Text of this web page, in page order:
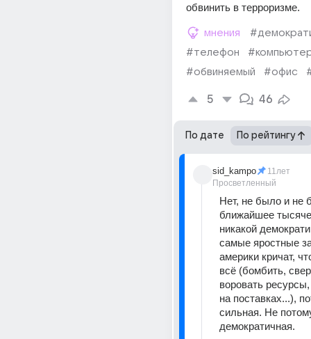
обвинить в терроризме.
мнения
#телефон
#обвиняемый
#офис
5 46
По дате По рейтингу
sid_kampo
Просветленный
11лет
Нет, не было и не
ближайшее
никакой
самые яростные
америки кричат,
всё (бомбить,
воровать
на поставках...),
сильная. Не
демократичная.